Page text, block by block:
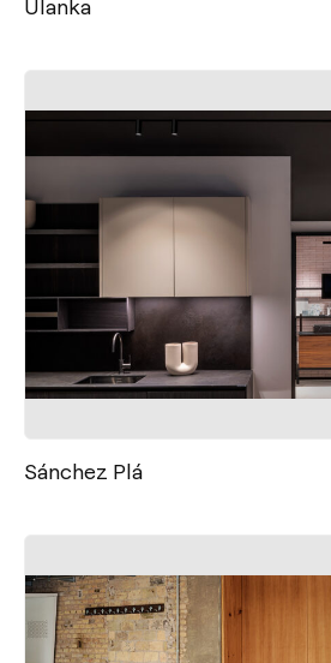
Sánchez Plá